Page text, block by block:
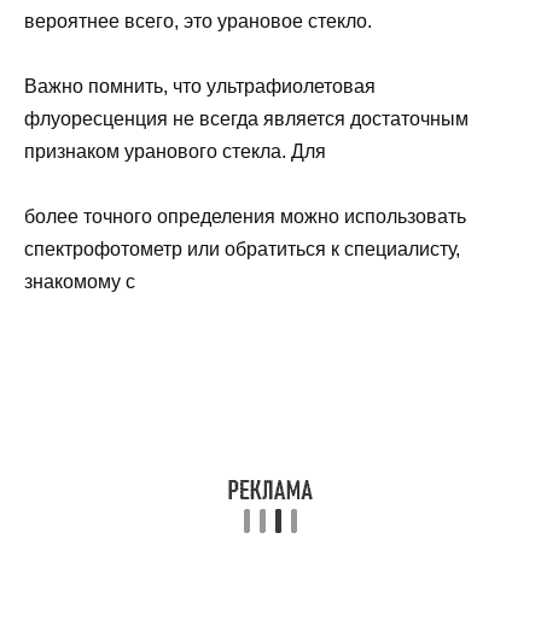
вероятнее всего, это урановое стекло.
Важно помнить, что ультрафиолетовая
флуоресценция не всегда является достаточным
признаком уранового стекла. Для
более точного определения можно использовать
спектрофотометр или обратиться к специалисту,
знакомому с